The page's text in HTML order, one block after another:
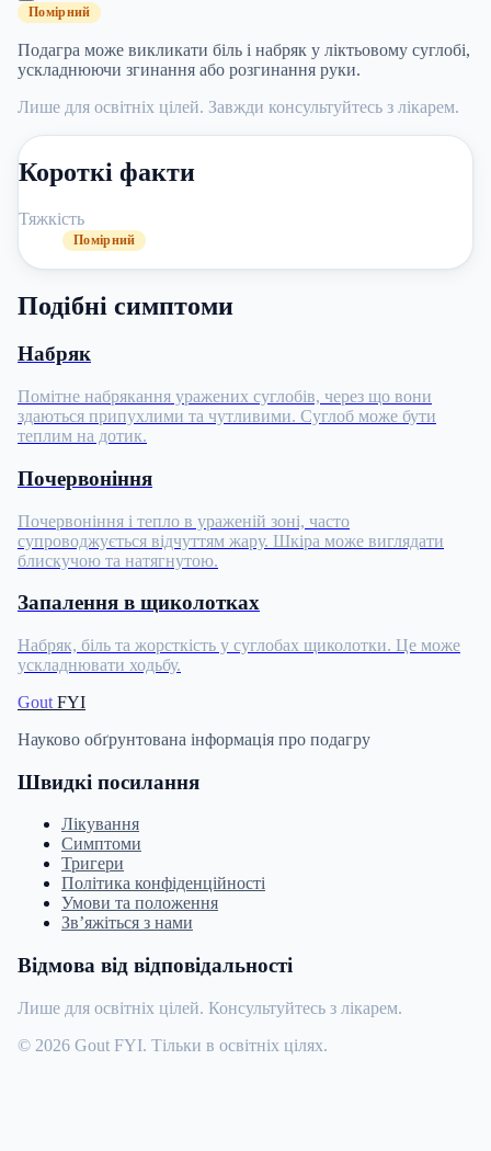
Помірний
Подагра може викликати біль і набряк у ліктьовому суглобі,
ускладнюючи згинання або розгинання руки.
Лише для освітніх цілей. Завжди консультуйтесь з лікарем.
Короткі факти
Тяжкість
Помірний
Подібні симптоми
Набряк
Помітне набрякання уражених суглобів, через що вони
здаються припухлими та чутливими. Суглоб може бути
теплим на дотик.
Почервоніння
Почервоніння і тепло в ураженій зоні, часто
супроводжується відчуттям жару. Шкіра може виглядати
блискучою та натягнутою.
Запалення в щиколотках
Набряк, біль та жорсткість у суглобах щиколотки. Це може
ускладнювати ходьбу.
Gout FYI
Науково обґрунтована інформація про подагру
Швидкі посилання
Лікування
Симптоми
Тригери
Політика конфіденційності
Умови та положення
Зв’яжіться з нами
Відмова від відповідальності
Лише для освітніх цілей. Консультуйтесь з лікарем.
© 2026 Gout FYI. Тільки в освітніх цілях.